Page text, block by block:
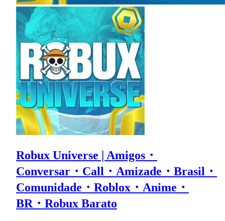
Robux Universe | Amigos・
Conversar・Call・Amizade・Brasil・
Comunidade・Roblox・Anime・
BR・Robux Barato